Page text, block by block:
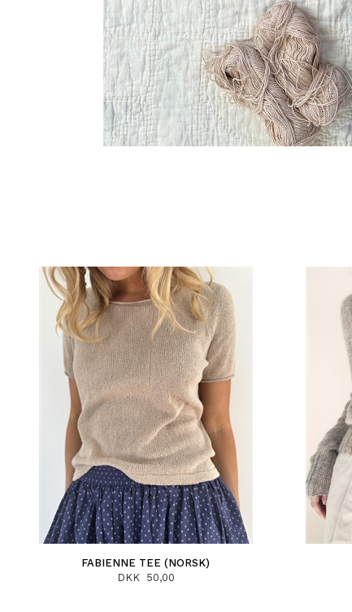
FABIENNE TEE (NORSK)
DKK 50,00